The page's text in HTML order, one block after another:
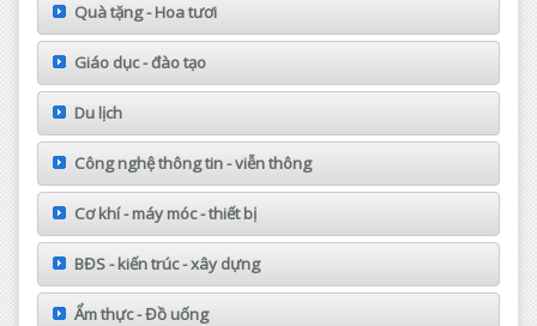
Quà tặng - Hoa tươi
Giáo dục - đào tạo
Du lịch
Công nghệ thông tin - viễn thông
Cơ khí - máy móc - thiết bị
BĐS - kiến trúc - xây dựng
Ẩm thực - Đồ uống